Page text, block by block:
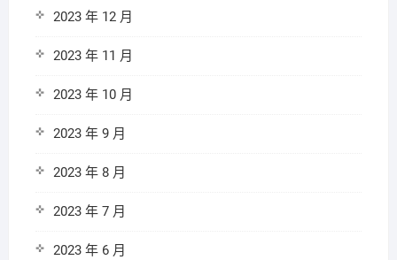
2023 年 12 月
2023 年 11 月
2023 年 10 月
2023 年 9 月
2023 年 8 月
2023 年 7 月
2023 年 6 月